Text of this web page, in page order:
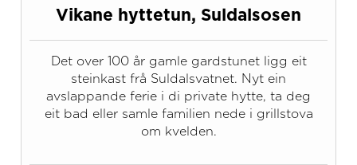
Vikane hyttetun, Suldalsosen
Det over 100 år gamle gardstunet ligg eit
steinkast frå Suldalsvatnet. Nyt ein
avslappande ferie i di private hytte, ta deg
eit bad eller samle familien nede i grillstova
om kvelden.